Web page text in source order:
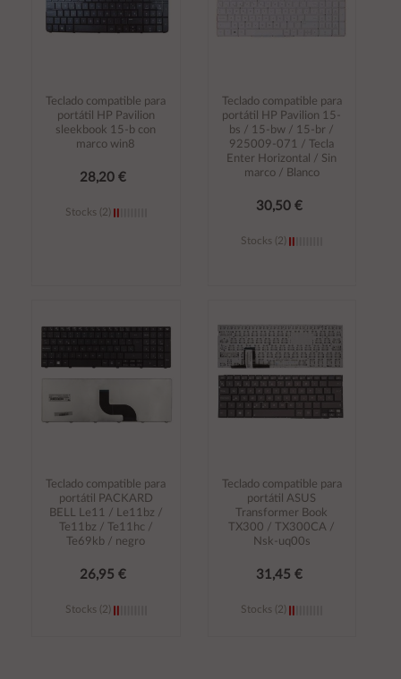
Teclado compatible para
portátil HP Pavilion
sleekbook 15-b con
marco win8
28,20 €
Stocks (2)
carrito
Teclado compatible para
portátil HP Pavilion 15-
bs / 15-bw / 15-br /
925009-071 / Tecla
Enter Horizontal / Sin
marco / Blanco
30,50 €
Stocks (2)
carrito
Teclado compatible para
portátil PACKARD
BELL Le11 / Le11bz /
Te11bz / Te11hc /
Te69kb / negro
26,95 €
Stocks (2)
Teclado compatible para
portátil ASUS
Transformer Book
TX300 / TX300CA /
Nsk-uq00s
31,45 €
Stocks (2)